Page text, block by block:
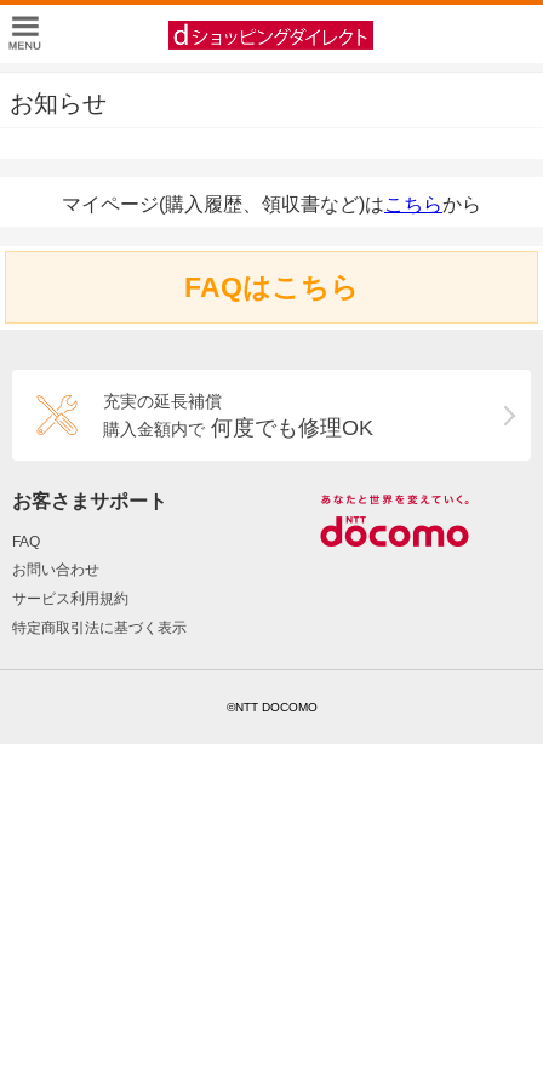
お知らせ
マイページ(購入履歴、領収書など)はこちらから
FAQはこちら
充実の延長補償
購入金額内で 何度でも修理OK
お客さまサポート
FAQ
お問い合わせ
サービス利用規約
特定商取引法に基づく表示
©NTT DOCOMO